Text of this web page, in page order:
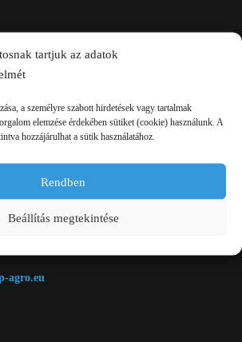
tartjuk az adatok
a személyre szabott hirdetések vagy tartalmak
elemzése érdekében sütiket (cookie) használunk. A
hozzájárulhat a sütik használatához.
Rendben
Beállítás megtekintése
Alsójárás d. 1/a
agro.eu